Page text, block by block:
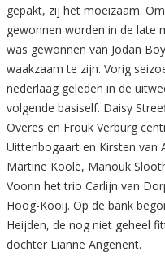
gepakt, zij het moeizaam.
gewonnen worden in de late
was gewonnen van Jodan
waakzaam te zijn. Vorig
nederlaag geleden in de
volgende basiself. Daisy
Overes en Frouk Verburg
Uittenbogaart en Kirsten van
Martine Koole, Manouk
Voorin het trio Carlijn van
Hoog-Kooij. Op de bank
Heijden, de nog niet geheel
dochter Lianne Angenent.